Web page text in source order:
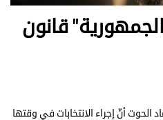
قانون
الحوت أنّ إجراء الانتخابات في وقتها